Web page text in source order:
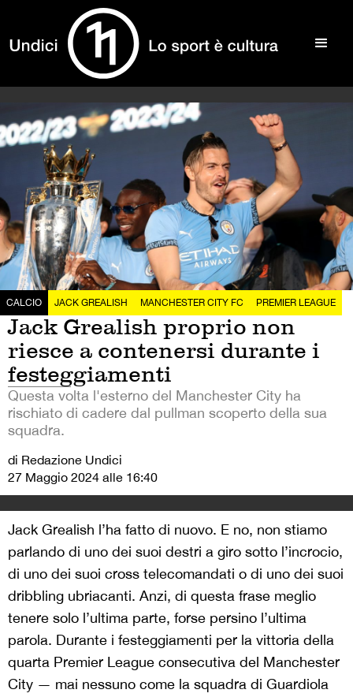
CALCIO JACK GREALISH MANCHESTER CITY FC PREMIER LEAGUE
Jack Grealish proprio non
riesce a contenersi durante i
festeggiamenti
Questa volta l'esterno del Manchester City ha
rischiato di cadere dal pullman scoperto della sua
squadra.
di Redazione Undici
27 Maggio 2024 alle 16:40
Jack Grealish l’ha fatto di nuovo. E no, non stiamo
parlando di uno dei suoi destri a giro sotto l’incrocio,
di uno dei suoi cross telecomandati o di uno dei suoi
dribbling ubriacanti. Anzi, di questa frase meglio
tenere solo l’ultima parte, forse persino l’ultima
parola. Durante i festeggiamenti per la vittoria della
quarta Premier League consecutiva del Manchester
City — mai nessuno come la squadra di Guardiola